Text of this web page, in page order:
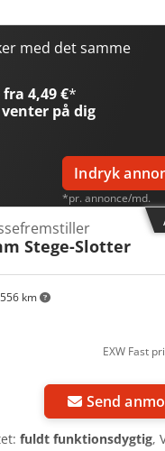
med det samme
4,49 €*
venter på dig
Indryk
*pr. annonce/md.
km
Stege-Slotter
EXW Fast
Send
fuldt funktionsdygtig,